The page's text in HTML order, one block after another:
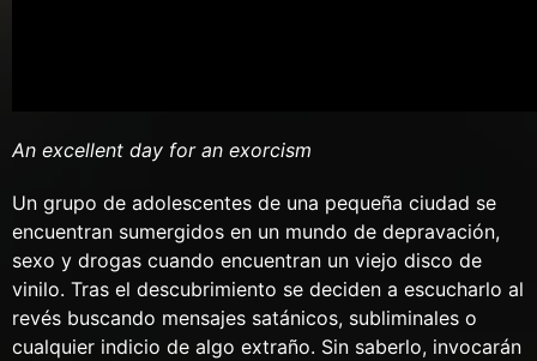
An excellent day for an exorcism
Un grupo de adolescentes de una pequeña ciudad se
encuentran sumergidos en un mundo de depravación,
sexo y drogas cuando encuentran un viejo disco de
vinilo. Tras el descubrimiento se deciden a escucharlo al
revés buscando mensajes satánicos, subliminales o
cualquier indicio de algo extraño. Sin saberlo, invocarán